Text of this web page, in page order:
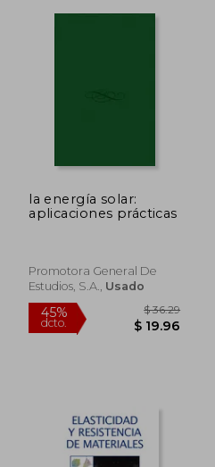
45% $ 363.42
la energía solar:
aplicaciones prácticas
Promotora General De
Estudios, S.a., Usado